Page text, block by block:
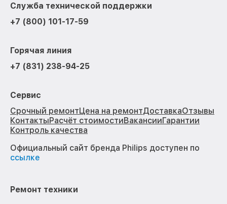
Служба технической поддержки
+7 (800) 101-17-59
Горячая линия
+7 (831) 238-94-25
Сервис
Срочный ремонтЦена на ремонтДоставкаОтзывы
КонтактыРасчёт стоимостиВакансииГарантии
Контроль качества
Официальный сайт бренда Philips доступен по
ссылке
Ремонт техники